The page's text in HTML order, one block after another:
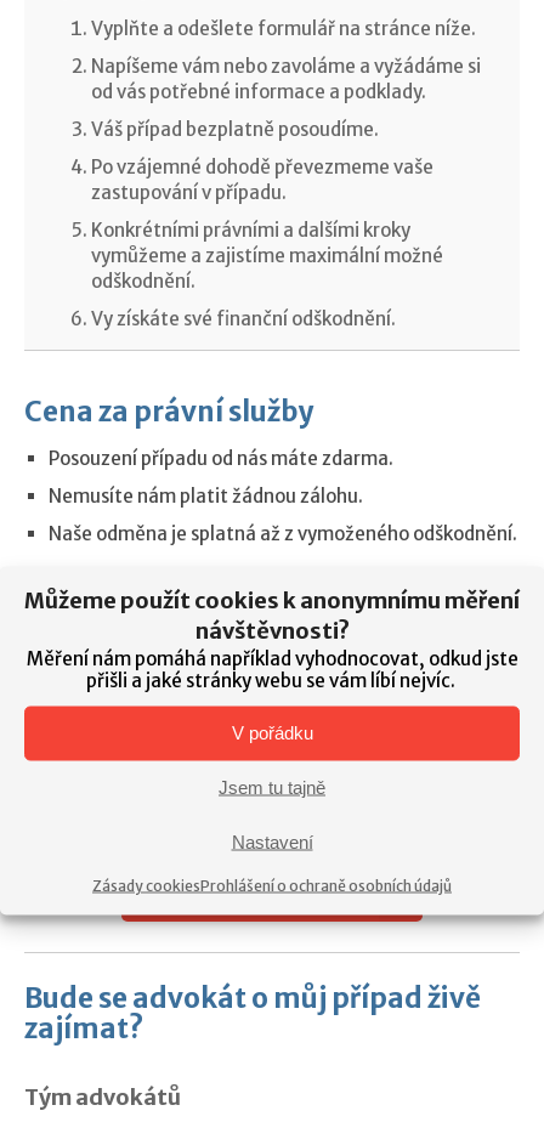
Můžeme použít cookies k anonymnímu měření
návštěvnosti?
Měření nám pomáhá například vyhodnocovat, odkud jste
přišli a jaké stránky webu se vám líbí nejvíc.
V pořádku
Jsem tu tajně
Nastavení
Zásady cookiesProhlášení o ochraně osobních údajů
Vyplňte a odešlete formulář na stránce níže.
Napíšeme vám nebo zavoláme a vyžádáme si
od vás potřebné informace a podklady.
Váš případ bezplatně posoudíme.
Po vzájemné dohodě převezmeme vaše
zastupování v případu.
Konkrétními právními a dalšími kroky
vymůžeme a zajistíme maximální možné
odškodnění.
Vy získáte své finanční odškodnění.
Cena za právní služby
Posouzení případu od nás máte zdarma.
Nemusíte nám platit žádnou zálohu.
Naše odměna je splatná až z vymoženého odškodnění.
Z praxe: odškodnění a naše provize
Pro klienta jsme vymohli odškodnění ve výši 70 000 Kč.
Předem byla dohodnuta provize 10 %.
Klientovi jsme vyplatili 63 000 Kč, naše provize
činila 7 000 Kč. Další část naší odměny hradí
CHCI ZÍSKAT ODŠKODNĚNÍ
Bude se advokát o můj případ živě
zajímat?
Tým advokátů